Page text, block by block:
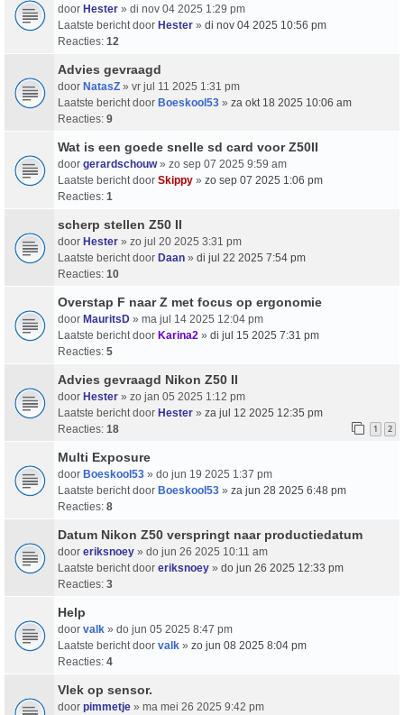
door Hester » di nov 04 2025 1:29 pm
Laatste bericht door Hester » di nov 04 2025 10:56 pm
Reacties: 12
Advies gevraagd
door NatasZ » vr jul 11 2025 1:31 pm
Laatste bericht door Boeskool53 » za okt 18 2025 10:06 am
Reacties: 9
Wat is een goede snelle sd card voor Z50II
door gerardschouw» zo sep 07 2025 9:59 am
Laatste bericht door Skippy » zo sep 07 2025 1:06 pm
Reacties: 1
scherp stellen Z50 II
door Hester » zo jul 20 2025 3:31 pm
Laatste bericht door Daan » di jul 22 2025 7:54 pm
Reacties: 10
Overstap F naar Z met focus op ergonomie
door MauritsD » ma jul 14 2025 12:04 pm
Laatste bericht door Karina2 » di jul 15 2025 7:31 pm
Reacties: 5
Advies gevraagd Nikon Z50 II
door Hester » zo jan 05 2025 1:12 pm
Laatste bericht door Hester » za jul 12 2025 12:35 pm
Reacties: 18 1 2
Multi Exposure
door Boeskool53 » do jun 19 2025 1:37 pm
Laatste bericht door Boeskool53 » za jun 28 2025 6:48 pm
Reacties: 8
Datum Nikon Z50 verspringt naar productiedatum
door eriksnoey » do jun 26 2025 10:11 am
Laatste bericht door eriksnoey » do jun 26 2025 12:33 pm
Reacties: 3
Help
door valk » do jun 05 2025 8:47 pm
Laatste bericht door valk » zo jun 08 2025 8:04 pm
Reacties: 4
Vlek op sensor.
door pimmetje » ma mei 26 2025 9:42 pm